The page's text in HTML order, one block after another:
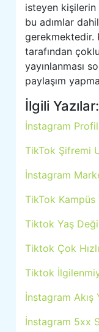
isteyen kişilerin
bu adımlar
gerekmektedir.
tarafından
yayınlanması
paylaşım
İlgili Yazılar:
İnstagram Profil
TikTok Şifremi
İnstagram
TikTok
Tiktok Yaş
Tiktok Çok
Tiktok
İnstagram Akış
İnstagram 5xx